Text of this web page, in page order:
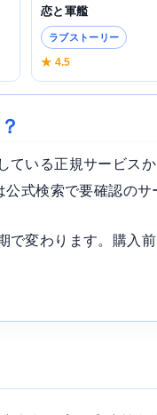
恋と軍艦
ラブストーリー
★ 4.5
ている正規サービス
式検索で要確認のサ
で変わります。購入